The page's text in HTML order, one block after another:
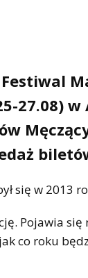
27.08)
się w 2013
Pojawia
co roku